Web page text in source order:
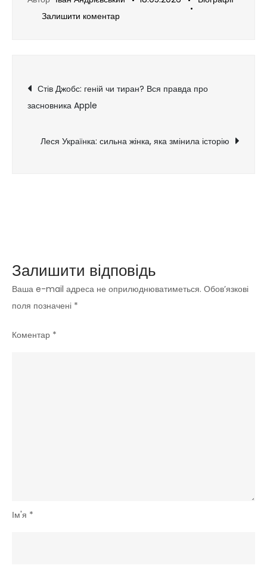
Залишити коментар
здивують
Навігація
Стів Джобс: геній чи тиран? Вся правда про
засновника Apple
Леся Українка: сильна жінка, яка змінила історію
Залишити відповідь
Ваша e-mail адреса не оприлюднюватиметься. Обов’язкові
поля позначені *
Коментар *
Ім'я *